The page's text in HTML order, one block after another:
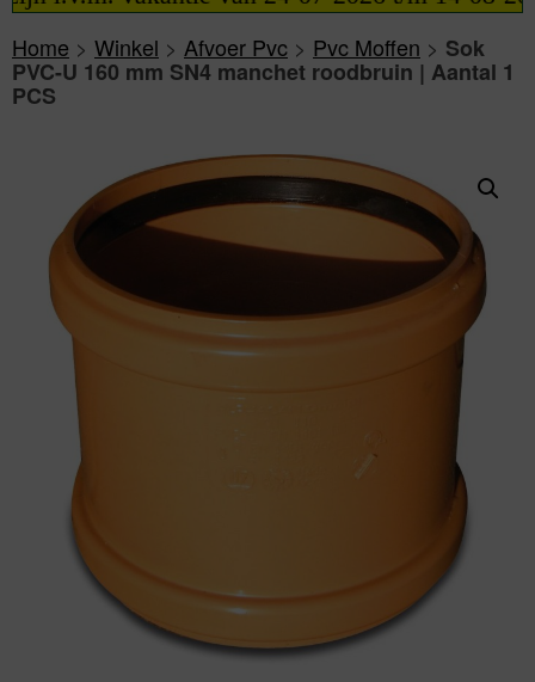
Home > Winkel > Afvoer Pvc > Pvc Moffen > Sok
PVC-U 160 mm SN4 manchet roodbruin | Aantal 1
PCS